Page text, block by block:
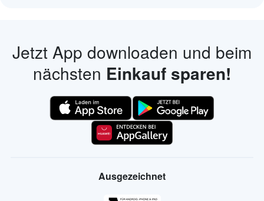
Jetzt App downloaden und beim
nächsten Einkauf sparen!
Ausgezeichnet